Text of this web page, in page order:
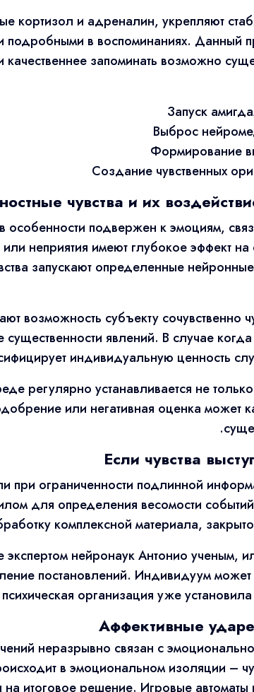
кортизол и адреналин, укрепляют
в воспоминаниях. Данный
качественнее запоминать возможно
Запуск
Выброс
Формирование
Создание чувственных
чувства и их
особенности подвержен к эмоциям,
или неприятия имеют глубокое эффект
запускают определенные
возможность субъекту сочувственно
явлений. В случае
индивидуальную ценность
регулярно устанавливается не
или негативная оценка может
Если чувства
при ограниченности подлинной
для определения весомости
комплексной материала,
нейронаук Антонио ученым,
постановлений. Индивидуум может
организация уже
Аффективные
неразрывно связан с
в эмоциональном изоляции –
итоговое решение. Игровые автоматы